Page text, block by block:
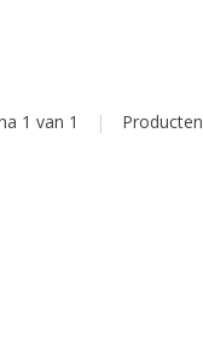
1 van 1 | Producten